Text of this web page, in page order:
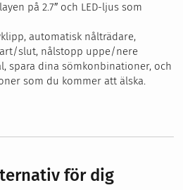
på 2.7″ och LED-ljus som
automatisk nålträdare,
slut, nålstopp uppe/nere
spara dina sömkonbinationer, och
som du kommer att älska.
för dig